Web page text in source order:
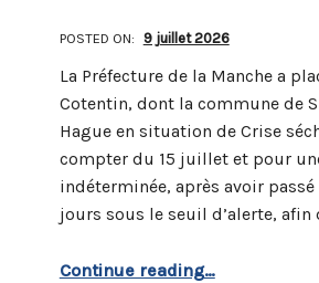
POSTED ON: 9 juillet 2026
La Préfecture de la Manche a
Cotentin, dont la commune de
Hague en situation de Crise
compter du 15 juillet et pour
indéterminée, après avoir
jours sous le seuil d’alerte, afin
Continue reading“La commune en CRISE sécheresse”
…